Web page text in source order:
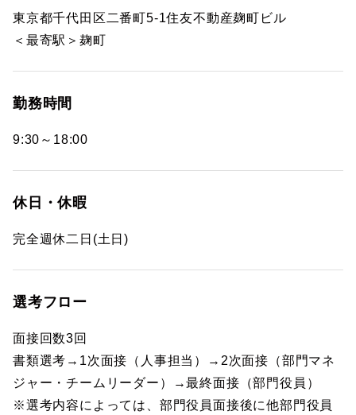
東京都千代田区二番町5-1住友不動産麹町ビル
＜最寄駅＞麹町
勤務時間
9:30～18:00
休日・休暇
完全週休二日(土日)
選考フロー
面接回数3回
書類選考→1次面接（人事担当）→2次面接（部門マネ
ジャー・チームリーダー）→最終面接（部門役員）
※選考内容によっては、部門役員面接後に他部門役員